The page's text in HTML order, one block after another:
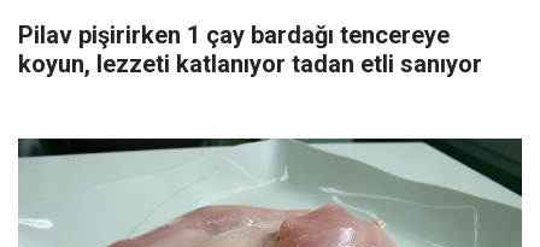
Pilav pişirirken 1 çay bardağı tencereye
koyun, lezzeti katlanıyor tadan etli sanıyor